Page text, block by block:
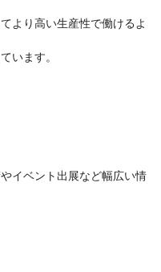
より高い生産性で働けるよ
います。
イベント出展など幅広い情